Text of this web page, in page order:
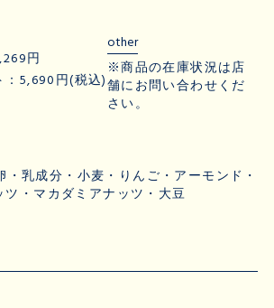
円
：5,690円(税込)
other
※商品の在庫状況は店
舗にお問い合わせくだ
さい。
乳成分・小麦・りんご・アーモンド・
ツ・マカダミアナッツ・大豆